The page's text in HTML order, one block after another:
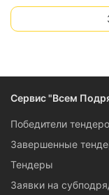
Сервис "Всем
Победители
Завершенные
Тендеры
Заявки на